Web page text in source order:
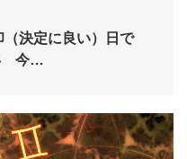
（決定に良い）日で
今…